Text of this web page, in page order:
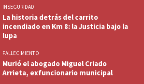
INSEGURIDAD
La historia detrás del carrito
incendiado en Km 8: la Justicia bajo la
lupa
FALLECIMIENTO
Murió el abogado Miguel Criado
Arrieta, exfuncionario municipal